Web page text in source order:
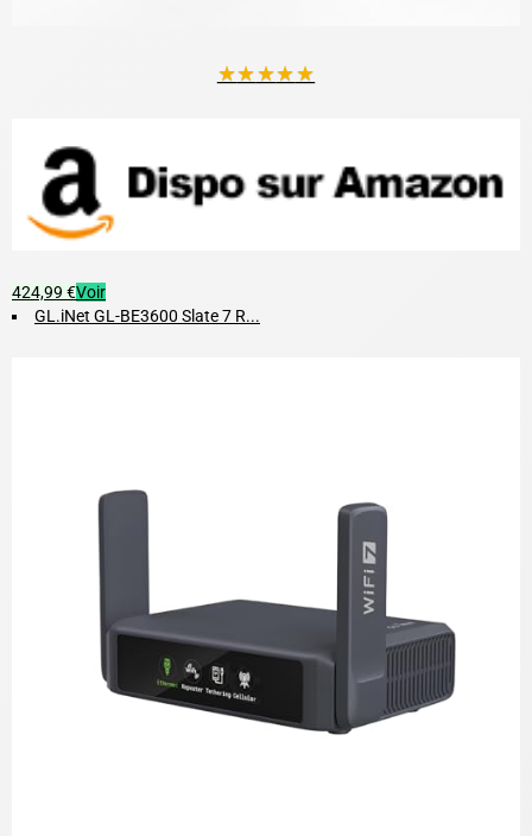
★★★★★
424,99 €Voir
GL.iNet GL-BE3600 Slate 7 R...